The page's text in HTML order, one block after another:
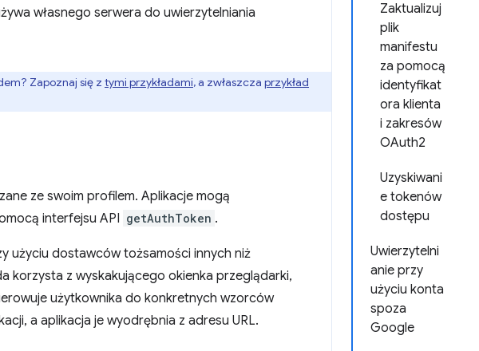
Zaktualizuj
plik
manifestu
za pomocą
identyfikat
ora klienta
i zakresów
OAuth2
Uzyskiwani
e tokenów
dostępu
Uwierzytelni
anie przy
użyciu konta
spoza
Google
własnego serwera do uwierzytelniania
Zapoznaj się z tymi przykładami, a zwłaszcza przykład
ze swoim profilem. Aplikacje mogą
interfejsu API getAuthToken .
użyciu dostawców tożsamości innych niż
korzysta z wyskakującego okienka przeglądarki,
użytkownika do konkretnych wzorców
a aplikacja je wyodrębnia z adresu URL.